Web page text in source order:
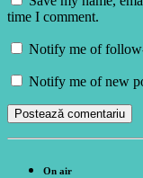
time I comment.
Notify me of
Notify me of new
On air